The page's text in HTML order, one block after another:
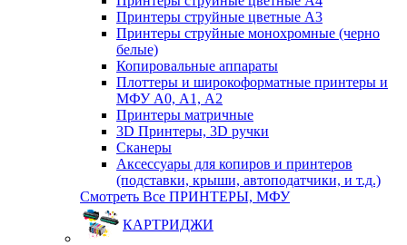
Принтеры струйные цветные A3
Принтеры струйные монохромные (черно
белые)
Копировальные аппараты
Плоттеры и широкоформатные принтеры и
МФУ А0, А1, А2
Принтеры матричные
3D Принтеры, 3D ручки
Сканеры
Аксессуары для копиров и принтеров
(подставки, крыши, автоподатчики, и т.д.)
Смотреть Все ПРИНТЕРЫ, МФУ
КАРТРИДЖИ